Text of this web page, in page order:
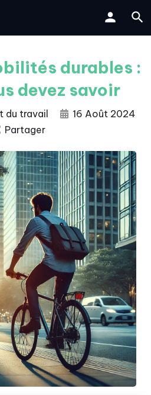
durables :
devez savoir
du travail
16 Août 2024
Partager